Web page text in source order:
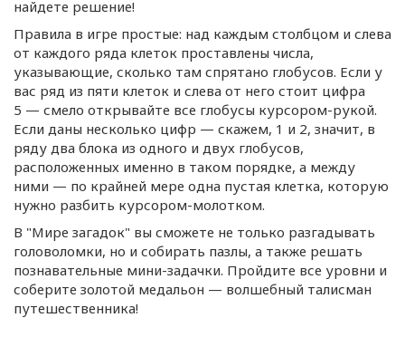
найдете решение!
Правила в игре простые: над каждым столбцом и слева
от каждого ряда клеток проставлены числа,
указывающие, сколько там спрятано глобусов. Если у
вас ряд из пяти клеток и слева от него стоит цифра
5 — смело открывайте все глобусы курсором-рукой.
Если даны несколько цифр — скажем, 1 и 2, значит, в
ряду два блока из одного и двух глобусов,
расположенных именно в таком порядке, а между
ними — по крайней мере одна пустая клетка, которую
нужно разбить курсором-молотком.
В "Мире загадок" вы сможете не только разгадывать
головоломки, но и собирать пазлы, а также решать
познавательные мини-задачки. Пройдите все уровни и
соберите золотой медальон — волшебный талисман
путешественника!